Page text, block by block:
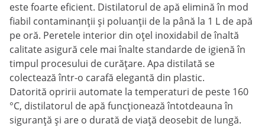
este foarte eficient. Distilatorul de apă elimină în mod
fiabil contaminanții și poluanții de la până la 1 L de apă
pe oră. Peretele interior din oțel inoxidabil de înaltă
calitate asigură cele mai înalte standarde de igienă în
timpul procesului de curățare. Apa distilată se
colectează într-o carafă elegantă din plastic.
Datorită opririi automate la temperaturi de peste 160
°C, distilatorul de apă funcționează întotdeauna în
siguranță și are o durată de viață deosebit de lungă.